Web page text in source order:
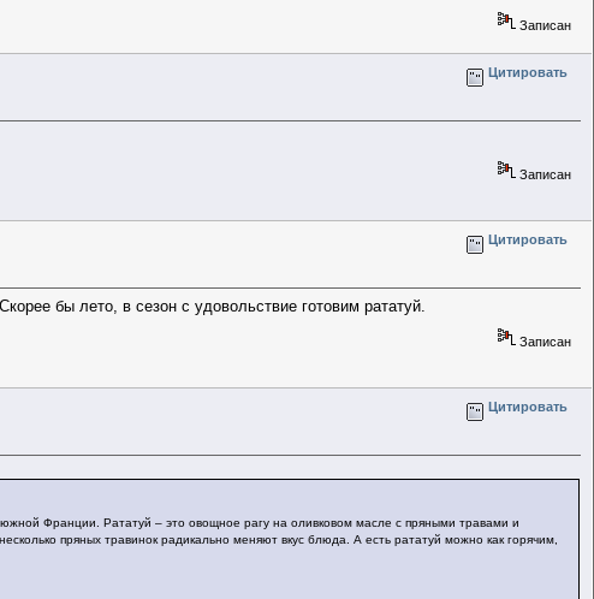
Записан
Цитировать
Записан
Цитировать
бы лето, в сезон с удовольствие готовим рататуй.
Записан
Цитировать
Франции. Рататуй – это овощное рагу на оливковом масле с пряными травами и
пряных травинок радикально меняют вкус блюда. А есть рататуй можно как горячим,